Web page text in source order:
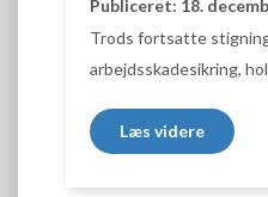
Publiceret: 18.
Trods fortsatte
arbejdsskadesikring,
Læs videre